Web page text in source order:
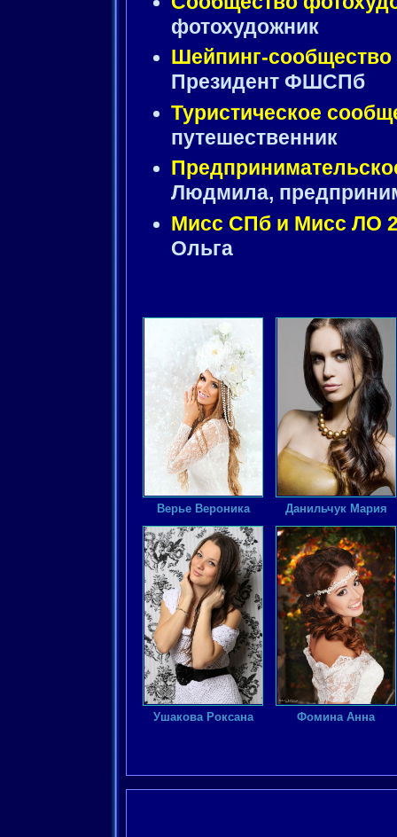
фотохудожник
Шейпинг-сообщество
Президент ФШСПб
Туристическое
путешественник
Людмила,
Мисс СПб и Мисс ЛО
Ольга
Верье Вероника Данильчук Мария
Ушакова Роксана Фомина Анна